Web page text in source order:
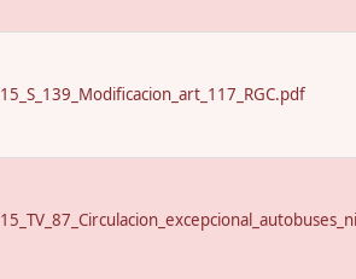
15_S_139_Modificacion_art_117_RGC.pdf